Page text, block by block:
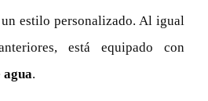
estilo personalizado. Al igual
está equipado con
agua.